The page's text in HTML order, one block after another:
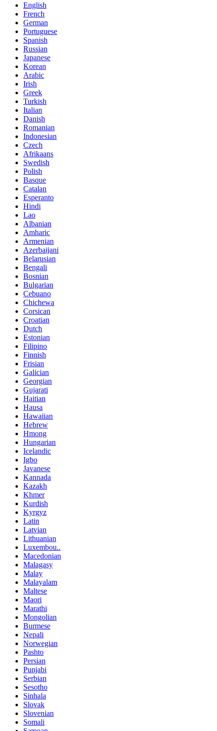
English
French
German
Portuguese
Spanish
Russian
Japanese
Korean
Arabic
Irish
Greek
Turkish
Italian
Danish
Romanian
Indonesian
Czech
Afrikaans
Swedish
Polish
Basque
Catalan
Esperanto
Hindi
Lao
Albanian
Amharic
Armenian
Azerbaijani
Belarusian
Bengali
Bosnian
Bulgarian
Cebuano
Chichewa
Corsican
Croatian
Dutch
Estonian
Filipino
Finnish
Frisian
Galician
Georgian
Gujarati
Haitian
Hausa
Hawaiian
Hebrew
Hmong
Hungarian
Icelandic
Igbo
Javanese
Kannada
Kazakh
Khmer
Kurdish
Kyrgyz
Latin
Latvian
Lithuanian
Luxembou..
Macedonian
Malagasy
Malay
Malayalam
Maltese
Maori
Marathi
Mongolian
Burmese
Nepali
Norwegian
Pashto
Persian
Punjabi
Serbian
Sesotho
Sinhala
Slovak
Slovenian
Somali